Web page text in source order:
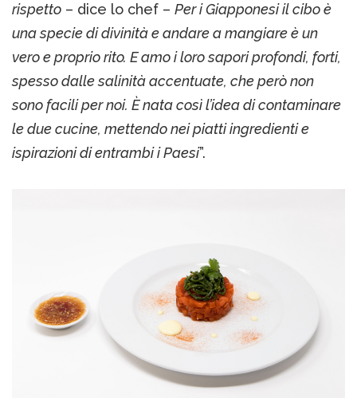
rispetto – dice lo chef – Per i Giapponesi il cibo è
una specie di divinità e andare a mangiare è un
vero e proprio rito. E amo i loro sapori profondi, forti,
spesso dalle salinità accentuate, che però non
sono facili per noi. È nata così l’idea di contaminare
le due cucine, mettendo nei piatti ingredienti e
ispirazioni di entrambi i Paesi”.